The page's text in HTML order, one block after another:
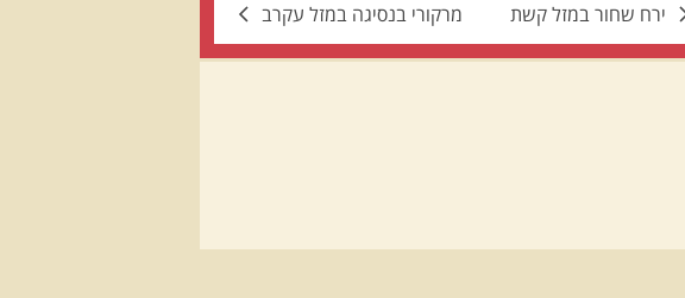
ירח שחור במזל קשת מרקורי בנסיגה במזל עקרב